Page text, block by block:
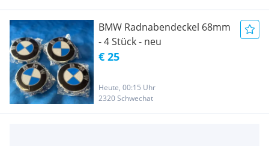
BMW Radnabendeckel 68mm
- 4 Stück - neu
€ 25
Heute, 00:15 Uhr
2320 Schwechat